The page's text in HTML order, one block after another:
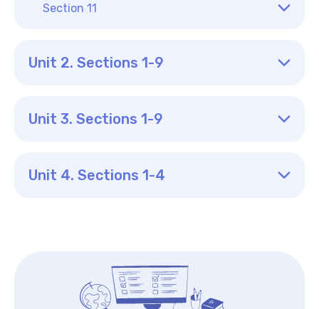
Section 11
Unit 2. Sections 1-9
Unit 3. Sections 1-9
Unit 4. Sections 1-4